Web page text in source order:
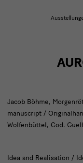
Jacob Böhme,
manuscript /
Wolfenbüttel, Cod.
Idea and Realisation /